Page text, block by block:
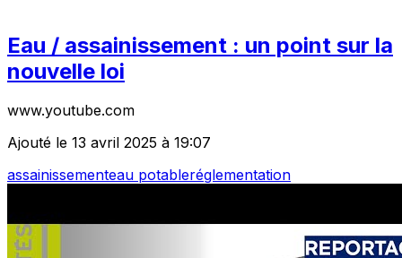
Eau / assainissement : un point sur la
nouvelle loi
www.youtube.com
Ajouté le 13 avril 2025 à 19:07
assainissementeau potableréglementation